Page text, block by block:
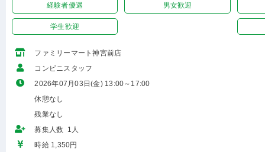
経験者優遇 男女歓迎
学生歓迎
ファミリーマート神宮前店
コンビニスタッフ
2026年07月03日(金) 13:00～17:00
休憩なし
残業なし
募集人数 1人
時給 1,350円